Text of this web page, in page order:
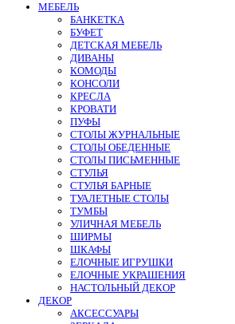
МЕБЕЛЬ
БАНКЕТКА
БУФЕТ
ДЕТСКАЯ МЕБЕЛЬ
ДИВАНЫ
КОМОДЫ
КОНСОЛИ
КРЕСЛА
КРОВАТИ
ПУФЫ
СТОЛЫ ЖУРНАЛЬНЫЕ
СТОЛЫ ОБЕДЕННЫЕ
СТОЛЫ ПИСЬМЕННЫЕ
СТУЛЬЯ
СТУЛЬЯ БАРНЫЕ
ТУАЛЕТНЫЕ СТОЛЫ
ТУМБЫ
УЛИЧНАЯ МЕБЕЛЬ
ШИРМЫ
ШКАФЫ
ЕЛОЧНЫЕ ИГРУШКИ
ЕЛОЧНЫЕ УКРАШЕНИЯ
НАСТОЛЬНЫЙ ДЕКОР
ДЕКОР
АКСЕССУАРЫ